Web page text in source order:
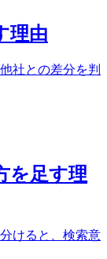
理由
社との差分を判
を足す理
けると、検索意